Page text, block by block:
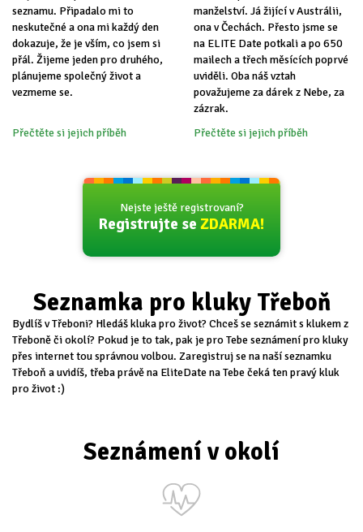
seznamu. Připadalo mi to
neskutečné a ona mi každý den
dokazuje, že je vším, co jsem si
přál. Žijeme jeden pro druhého,
plánujeme společný život a
vezmeme se.
Přečtěte si jejich příběh
manželství. Já žijící v Austrálii,
ona v Čechách. Přesto jsme se
na ELITE Date potkali a po 650
mailech a třech měsících poprvé
uviděli. Oba náš vztah
považujeme za dárek z Nebe, za
zázrak.
Přečtěte si jejich příběh
Nejste ještě registrovaní?
Registrujte se ZDARMA!
Seznamka pro kluky Třeboň
Bydlíš v Třeboni? Hledáš kluka pro život? Chceš se seznámit s klukem z
Třeboně či okolí? Pokud je to tak, pak je pro Tebe seznámení pro kluky
přes internet tou správnou volbou. Zaregistruj se na naší seznamku
Třeboň a uvidíš, třeba právě na EliteDate na Tebe čeká ten pravý kluk
pro život :)
Seznámení v okolí